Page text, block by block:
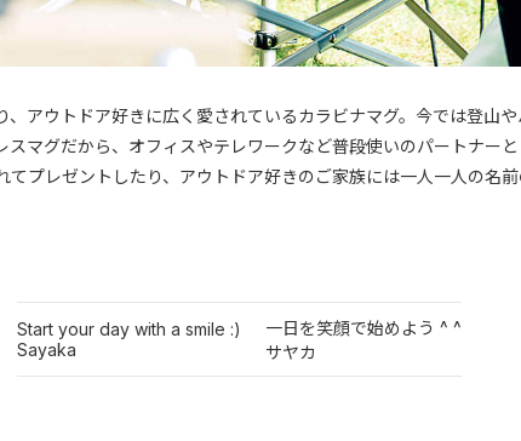
アウトドア好きに広く愛されているカラビナマグ。今では登山
マグだから、オフィスやテレワークなど普段使いのパートナーと
プレゼントしたり、アウトドア好きのご家族には一人一人の名
Start your day with a smile :)
Sayaka
一日を笑顔で始めよう ^ ^
サヤカ